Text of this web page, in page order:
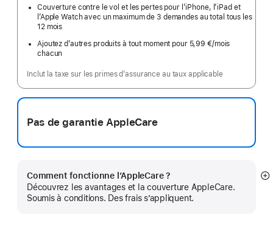
Couverture contre le vol et les pertes pour l’iPhone, l’iPad et
l’Apple Watch avec un maximum de 3 demandes au total tous les
12 mois
Ajoutez d’autres produits à tout moment pour 5,99 €/mois
chacun
Inclut la taxe sur les primes d’assurance au taux applicable
Pas de garantie AppleCare
Comment fonctionne l’AppleCare ?
Découvrez les avantages et la couverture AppleCare.
Soumis à conditions. Des frais s’appliquent.